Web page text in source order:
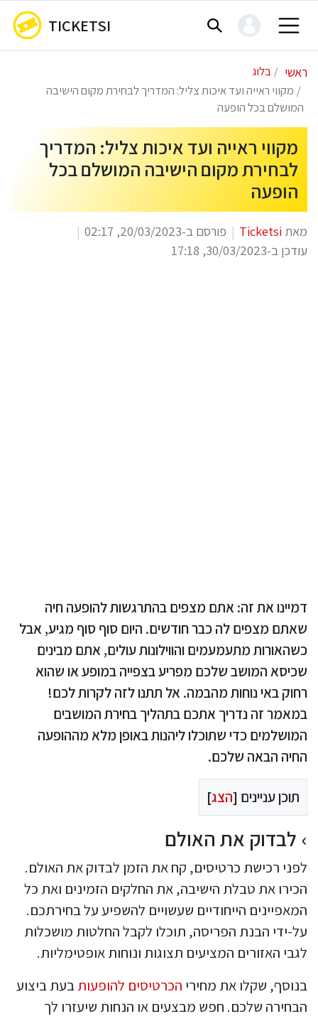
TICKETSI
ראשי
בלוג
מקווי ראייה ועד איכות צליל: המדריך לבחירת מקום הישיבה
המושלם בכל הופעה
מקווי ראייה ועד איכות צליל: המדריך
לבחירת מקום הישיבה המושלם בכל
הופעה
מאת Ticketsi
פורסם ב-20/03/2023, 02:17
עודכן ב-30/03/2023, 17:18
דמיינו את זה: אתם מצפים בהתרגשות להופעה חיה
שאתם מצפים לה כבר חודשים. היום סוף סוף מגיע, אבל
כשהאורות מתעמעמים והווילונות עולים, אתם מבינים
שכיסא המושב שלכם מפריע בצפייה במופע או שהוא
רחוק באי נוחות מהבמה. אל תתנו לזה לקרות לכם!
במאמר זה נדריך אתכם בתהליך בחירת המושבים
המושלמים כדי שתוכלו ליהנות באופן מלא מההופעה
החיה הבאה שלכם.
תוכן עניינים [הצג]
לבדוק את האולם
לפני רכישת כרטיסים, קח את הזמן לבדוק את האולם.
הכירו את טבלת הישיבה, את החלקים הזמינים ואת כל
המאפיינים הייחודיים שעשויים להשפיע על בחירתכם.
על-ידי הבנת הפריסה, תוכלו לקבל החלטות מושכלות
לגבי האזורים המציעים תצוגות ונוחות אופטימליות.
בנוסף, שקלו את מחירי הכרטיסים להופעותבעת ביצוע
הבחירה שלכם. חפש מבצעים או הנחות שיעזרו לך